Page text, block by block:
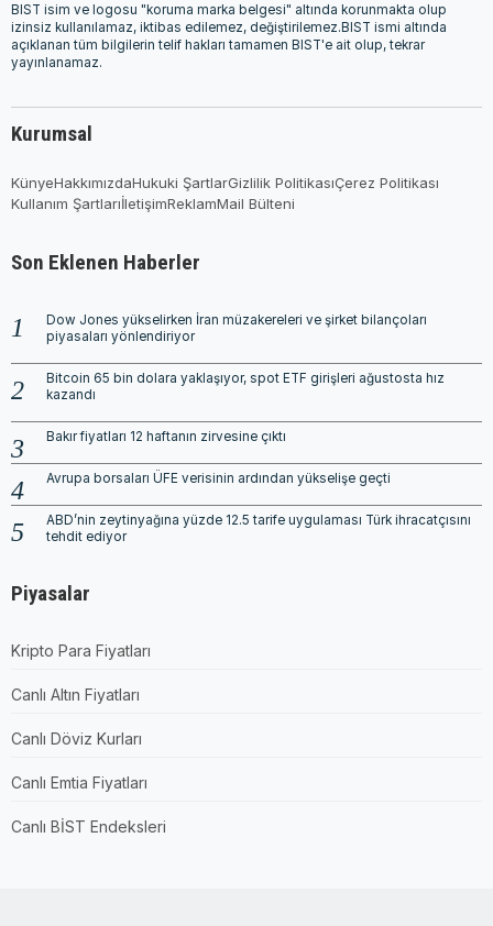
BIST isim ve logosu "koruma marka belgesi" altında korunmakta olup
izinsiz kullanılamaz, iktibas edilemez, değiştirilemez.BIST ismi altında
açıklanan tüm bilgilerin telif hakları tamamen BIST'e ait olup, tekrar
yayınlanamaz.
Kurumsal
KünyeHakkımızdaHukuki ŞartlarGizlilik PolitikasıÇerez Politikası
Kullanım ŞartlarıİletişimReklamMail Bülteni
Son Eklenen Haberler
Dow Jones yükselirken İran müzakereleri ve şirket bilançoları
piyasaları yönlendiriyor
Bitcoin 65 bin dolara yaklaşıyor, spot ETF girişleri ağustosta hız
kazandı
Bakır fiyatları 12 haftanın zirvesine çıktı
Avrupa borsaları ÜFE verisinin ardından yükselişe geçti
ABD’nin zeytinyağına yüzde 12.5 tarife uygulaması Türk ihracatçısını
tehdit ediyor
Piyasalar
Kripto Para Fiyatları
Canlı Altın Fiyatları
Canlı Döviz Kurları
Canlı Emtia Fiyatları
Canlı BİST Endeksleri